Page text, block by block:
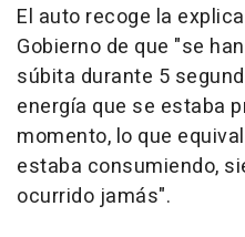
El auto recoge la
Gobierno de que "se
súbita durante 5
energía que se estaba
momento, lo que
estaba consumiendo,
ocurrido jamás".